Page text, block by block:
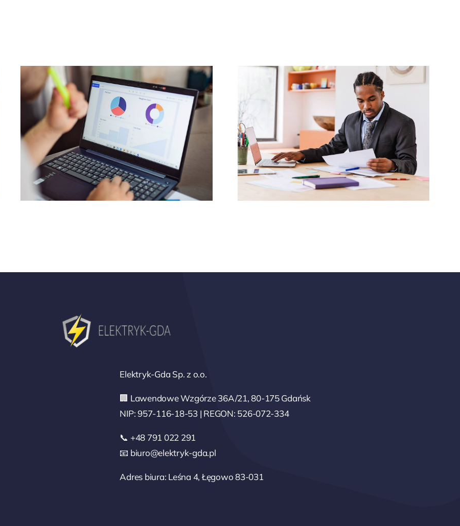
Elektryk-Gda Sp. z o.o.
🏢 Lawendowe Wzgórze 36A/21, 80-175 Gdańsk
NIP: 957-116-18-53 | REGON: 526-072-334
📞 +48 791 022 291
📧 biuro@elektryk-gda.pl
Adres biura: Leśna 4, Łęgowo 83-031